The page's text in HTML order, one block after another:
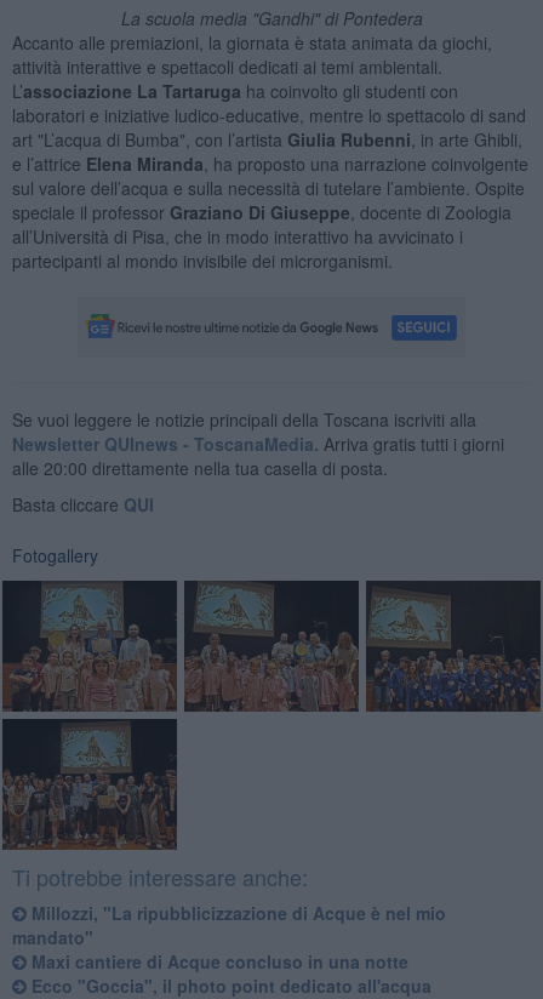
La scuola media "Gandhi" di Pontedera
Accanto alle premiazioni, la giornata è stata animata da giochi,
attività interattive e spettacoli dedicati ai temi ambientali.
L’associazione La Tartaruga ha coinvolto gli studenti con
laboratori e iniziative ludico-educative, mentre lo spettacolo di sand
art "L’acqua di Bumba", con l’artista Giulia Rubenni , in arte Ghibli,
e l’attrice Elena Miranda , ha proposto una narrazione coinvolgente
sul valore dell’acqua e sulla necessità di tutelare l’ambiente. Ospite
speciale il professor Graziano Di Giuseppe , docente di Zoologia
all’Università di Pisa, che in modo interattivo ha avvicinato i
partecipanti al mondo invisibile dei microrganismi.
Se vuoi leggere le notizie principali della Toscana iscriviti alla
Newsletter QUInews - ToscanaMedia. Arriva gratis tutti i giorni
alle 20:00 direttamente nella tua casella di posta.
Basta cliccare QUI
Fotogallery
Ti potrebbe interessare anche:
Millozzi, "La ripubblicizzazione di Acque è nel mio
mandato"
Maxi cantiere di Acque concluso in una notte
Ecco "Goccia", il photo point dedicato all'acqua